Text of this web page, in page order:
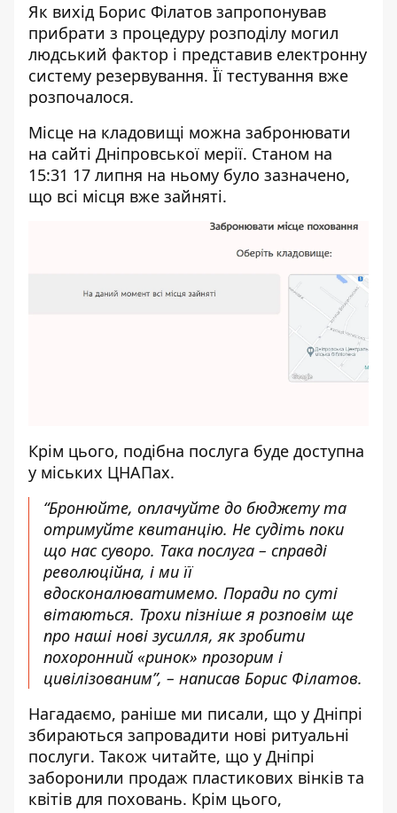
Як вихід Борис Філатов запропонував
прибрати з процедуру розподілу могил
людський фактор і представив електронну
систему резервування. Її тестування вже
розпочалося.
Місце на кладовищі можна забронювати
на сайті Дніпровської мерії. Станом на
15:31 17 липня на ньому було зазначено,
що всі місця вже зайняті.
Крім цього, подібна послуга буде доступна
у міських ЦНАПах.
“Бронюйте, оплачуйте до бюджету та
отримуйте квитанцію. Не судіть поки
що нас суворо. Така послуга – справді
революційна, і ми її
вдосконалюватимемо. Поради по суті
вітаються. Трохи пізніше я розповім ще
про наші нові зусилля, як зробити
похоронний «ринок» прозорим і
цивілізованим”, – написав Борис Філатов.
Нагадаємо, раніше ми писали, що у Дніпрі
збираються запровадити нові ритуальні
послуги. Також читайте, що у Дніпрі
заборонили продаж пластикових вінків та
квітів для поховань. Крім цього,